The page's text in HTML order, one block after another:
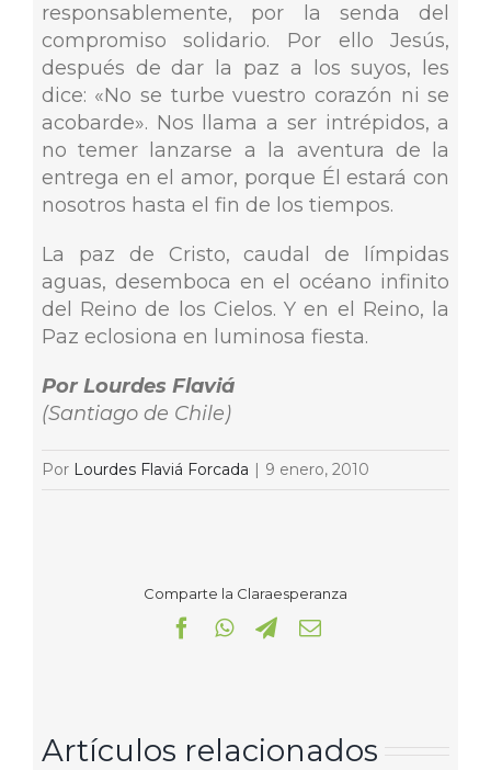
responsablemente, por la senda del
compromiso solidario. Por ello Jesús,
después de dar la paz a los suyos, les
dice: «No se turbe vuestro corazón ni se
acobarde». Nos llama a ser intrépidos, a
no temer lanzarse a la aventura de la
entrega en el amor, porque Él estará con
nosotros hasta el fin de los tiempos.
La paz de Cristo, caudal de límpidas
aguas, desemboca en el océano infinito
del Reino de los Cielos. Y en el Reino, la
Paz eclosiona en luminosa fiesta.
Por Lourdes Flaviá
(Santiago de Chile)
Por Lourdes Flaviá Forcada 9 enero, 2010
Comparte la Claraesperanza
Facebook
WhatsApp
Telegram
Correo
Artículos relacionados